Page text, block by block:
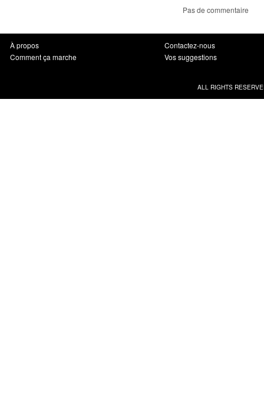
Pas de commentaire
À propos
Comment ça marche
Contactez-nous
Vos suggestions
ALL RIGHTS